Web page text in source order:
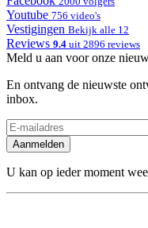
Youtube 756 video's
Vestigingen Bekijk alle 12
Reviews 9.4 uit 2896 reviews
Meld u aan voor onze
En ontvang de nieuwste
inbox.
Aanmelden
U kan op ieder moment